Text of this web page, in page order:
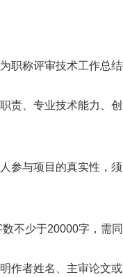
职称评审技术工作总
、专业技术能力、
与项目的真实性，
少于20000字，需
者姓名、主审论文